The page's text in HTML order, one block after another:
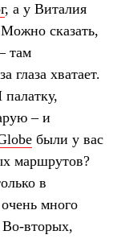
, а у Виталия
сказать,
там
глаза хватает.
– и
были у вас
маршрутов?
в
много
Во-вторых,